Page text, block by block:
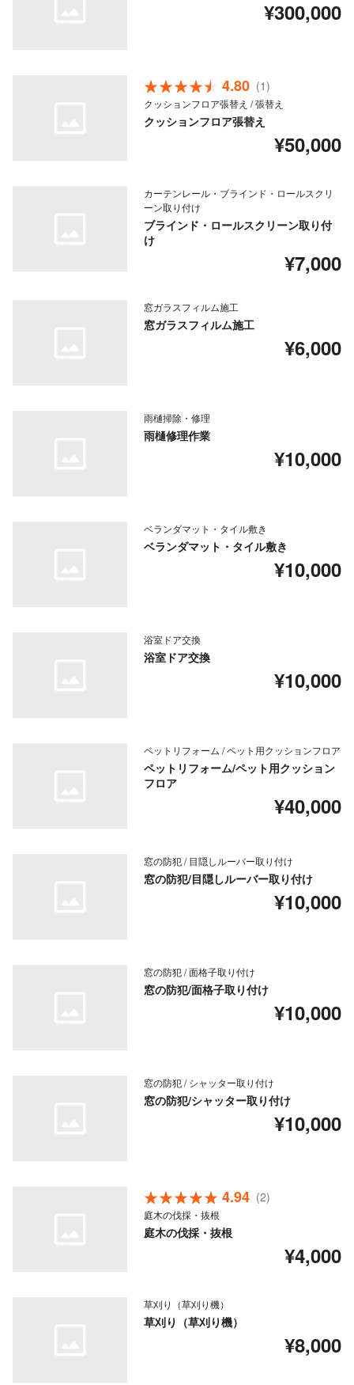
¥300,000
4.80 (1)
クッションフロア張替え / 張替え
クッションフロア張替え
¥50,000
カーテンレール・ブラインド・ロールスクリ
ーン取り付け
ブラインド・ロールスクリーン取り付
け
¥7,000
窓ガラスフィルム施工
窓ガラスフィルム施工
¥6,000
雨樋掃除・修理
雨樋修理作業
¥10,000
ベランダマット・タイル敷き
ベランダマット・タイル敷き
¥10,000
浴室ドア交換
浴室ドア交換
¥10,000
ペットリフォーム / ペット用クッションフロア
ペットリフォーム/ペット用クッション
フロア
¥40,000
窓の防犯 / 目隠しルーバー取り付け
窓の防犯/目隠しルーバー取り付け
¥10,000
窓の防犯 / 面格子取り付け
窓の防犯/面格子取り付け
¥10,000
窓の防犯 / シャッター取り付け
窓の防犯/シャッター取り付け
¥10,000
4.94 (2)
庭木の伐採・抜根
庭木の伐採・抜根
¥4,000
草刈り（草刈り機）
草刈り（草刈り機）
¥8,000